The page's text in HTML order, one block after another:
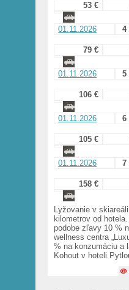
53 €
01.11.2026 4
79 €
01.11.2026 5
106 €
01.11.2026 6
105 €
01.11.2026 7
158 €
Lyžovanie v
kilometrov od
podobe zľavy 10 %
wellness centra
% na konzumáciu a
Kohout v hoteli